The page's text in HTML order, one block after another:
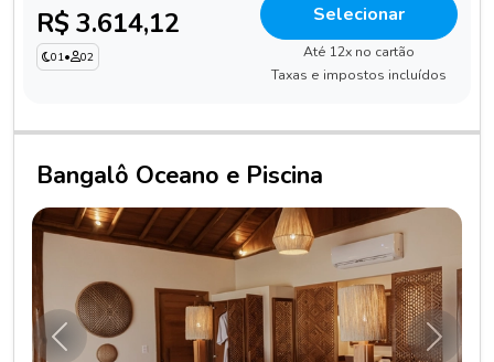
R$ 3.614,12
01• 02
Selecionar
Até 12x no cartão
Taxas e impostos incluídos
Bangalô Oceano e Piscina
Anterior